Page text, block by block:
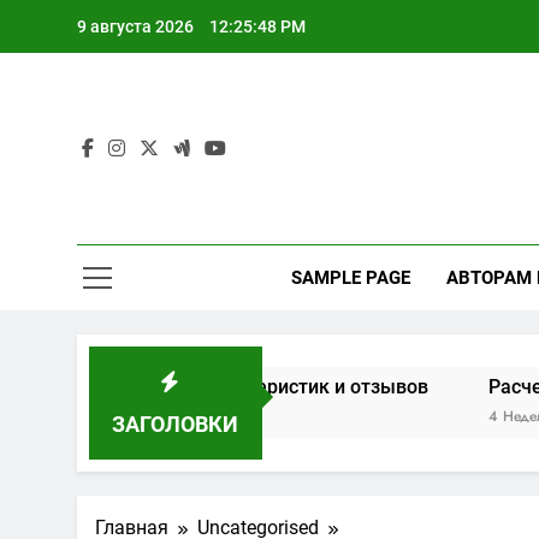
9 августа 2026 12:25:49 PM
SAMPLE PAGE АВТОРАМ
ЗАГОЛОВКИ
характеристик и отзывов Расчет
4 Недели Спустя
Главная
Uncategorised